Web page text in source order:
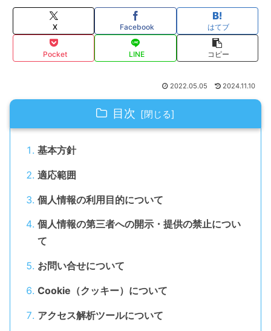
X Facebook はてブ
Pocket LINE コピー
2022.05.05 2024.11.10
目次
基本方針
適応範囲
個人情報の利用目的について
個人情報の第三者への開示・提供の禁止につい
て
お問い合せについて
Cookie（クッキー）について
アクセス解析ツールについて